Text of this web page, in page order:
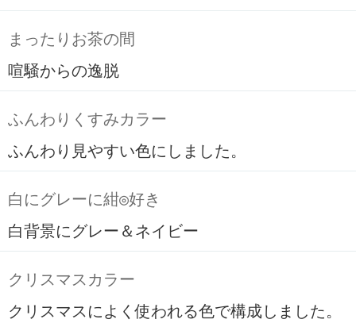
まったりお茶の間
喧騒からの逸脱
ふんわりくすみカラー
ふんわり見やすい色にしました。
白にグレーに紺◎好き
白背景にグレー＆ネイビー
クリスマスカラー
クリスマスによく使われる色で構成しました。